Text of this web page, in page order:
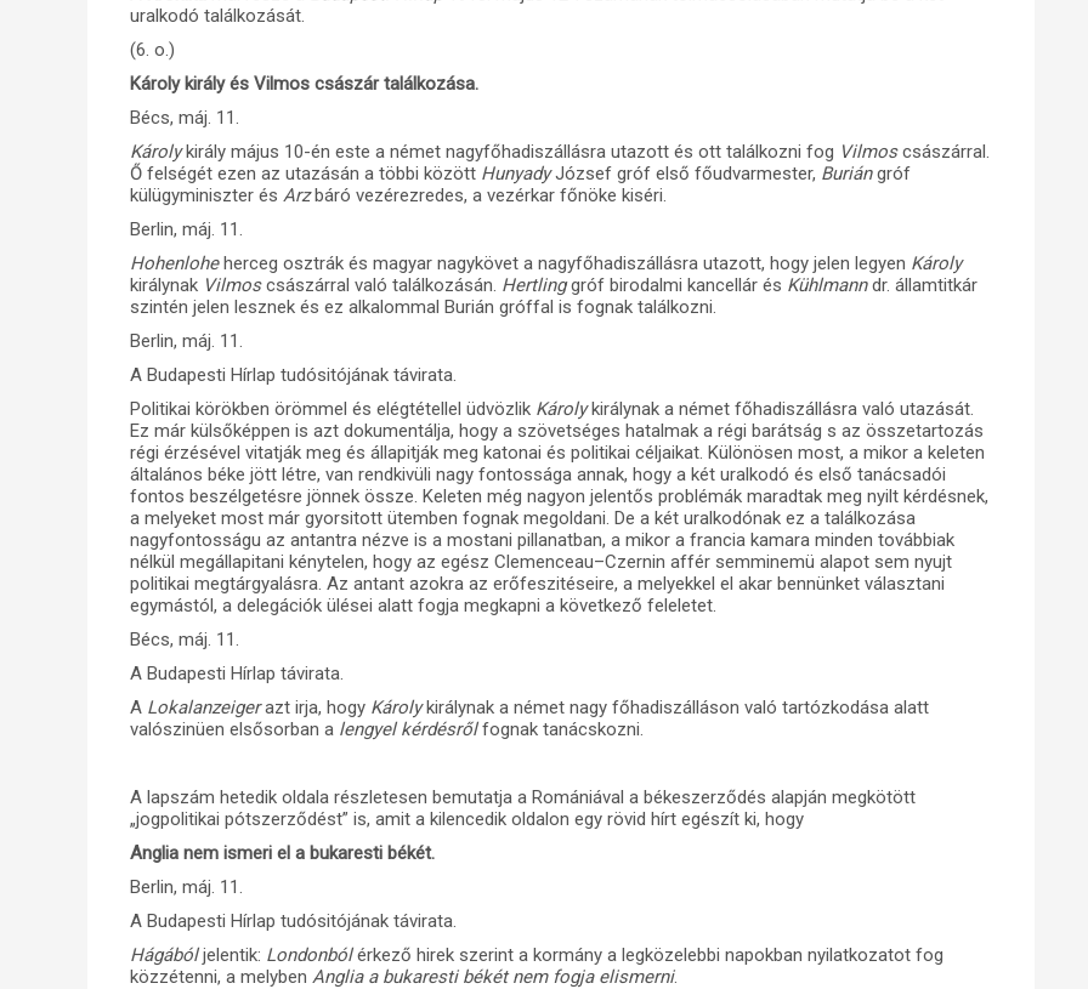
uralkodó találkozását.
(6. o.)
Károly király és Vilmos császár találkozása.
Bécs, máj. 11.
Károlykirály május 10-én este a német nagyfőhadiszállásra utazott és ott találkozni fog Vilmoscsászárral.
Ő felségét ezen az utazásán a többi között HunyadyJózsef gróf első főudvarmester, Buriángróf
külügyminiszter és Arzbáró vezérezredes, a vezérkar főnöke kiséri.
Berlin, máj. 11.
Hohenloheherceg osztrák és magyar nagykövet a nagyfőhadiszállásra utazott, hogy jelen legyen Károly
királynak Vilmoscsászárral való találkozásán. Hertlinggróf birodalmi kancellár és Kühlmanndr. államtitkár
szintén jelen lesznek és ez alkalommal Burián gróffal is fognak találkozni.
Berlin, máj. 11.
A Budapesti Hírlap tudósitójának távirata.
Politikai körökben örömmel és elégtétellel üdvözlik Károlykirálynak a német főhadiszállásra való utazását.
Ez már külsőképpen is azt dokumentálja, hogy a szövetséges hatalmak a régi barátság s az összetartozás
régi érzésével vitatják meg és állapitják meg katonai és politikai céljaikat. Különösen most, a mikor a keleten
általános béke jött létre, van rendkivüli nagy fontossága annak, hogy a két uralkodó és első tanácsadói
fontos beszélgetésre jönnek össze. Keleten még nagyon jelentős problémák maradtak meg nyilt kérdésnek,
a melyeket most már gyorsitott ütemben fognak megoldani. De a két uralkodónak ez a találkozása
nagyfontosságu az antantra nézve is a mostani pillanatban, a mikor a francia kamara minden továbbiak
nélkül megállapitani kénytelen, hogy az egész Clemenceau–Czernin affér semminemü alapot sem nyujt
politikai megtárgyalásra. Az antant azokra az erőfeszitéseire, a melyekkel el akar bennünket választani
egymástól, a delegációk ülései alatt fogja megkapni a következő feleletet.
Bécs, máj. 11.
A Budapesti Hírlap távirata.
A Lokalanzeigerazt irja, hogy Károlykirálynak a német nagy főhadiszálláson való tartózkodása alatt
valószinüen elsősorban a lengyel kérdésrőlfognak tanácskozni.
A lapszám hetedik oldala részletesen bemutatja a Romániával a békeszerződés alapján megkötött
„jogpolitikai pótszerződést” is, amit a kilencedik oldalon egy rövid hírt egészít ki, hogy
Anglia nem ismeri el a bukaresti békét.
Berlin, máj. 11.
A Budapesti Hírlap tudósitójának távirata.
Hágábóljelentik: Londonbólérkező hirek szerint a kormány a legközelebbi napokban nyilatkozatot fog
közzétenni, a melyben Anglia a bukaresti békét nem fogja elismerni.